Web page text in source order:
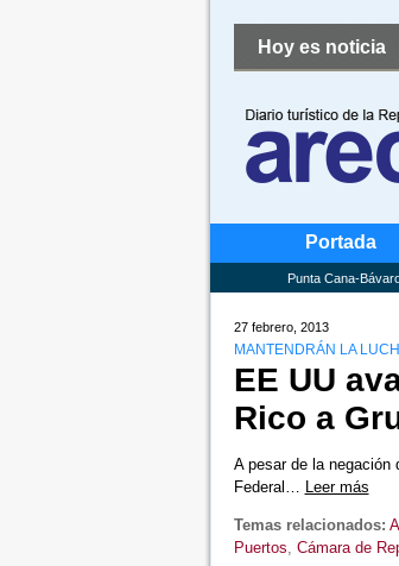
Hoy es noticia
Portada
Punta Cana-
27 febrero, 2013
MANTENDRÁN LA
EE UU
Rico a
A pesar de la negación
Federal… Leer más
Temas relacionados:
Puertos, Cámara de